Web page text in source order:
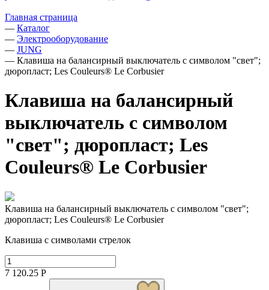
Главная страница
— Каталог
— Электрооборудование
— JUNG
— Клавиша на балансирный выключатель с символом "свет";
дюропласт; Les Couleurs® Le Corbusier
Клавиша на балансирный
выключатель с символом
"свет"; дюропласт; Les
Couleurs® Le Corbusier
Клавиша на балансирный выключатель с символом "свет";
дюропласт; Les Couleurs® Le Corbusier
Клавиша с символами стрелок
7 120.25 Р